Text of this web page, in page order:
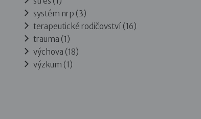
systém nrp (3)
terapeutické rodičovství (16)
trauma (1)
výchova (18)
výzkum (1)